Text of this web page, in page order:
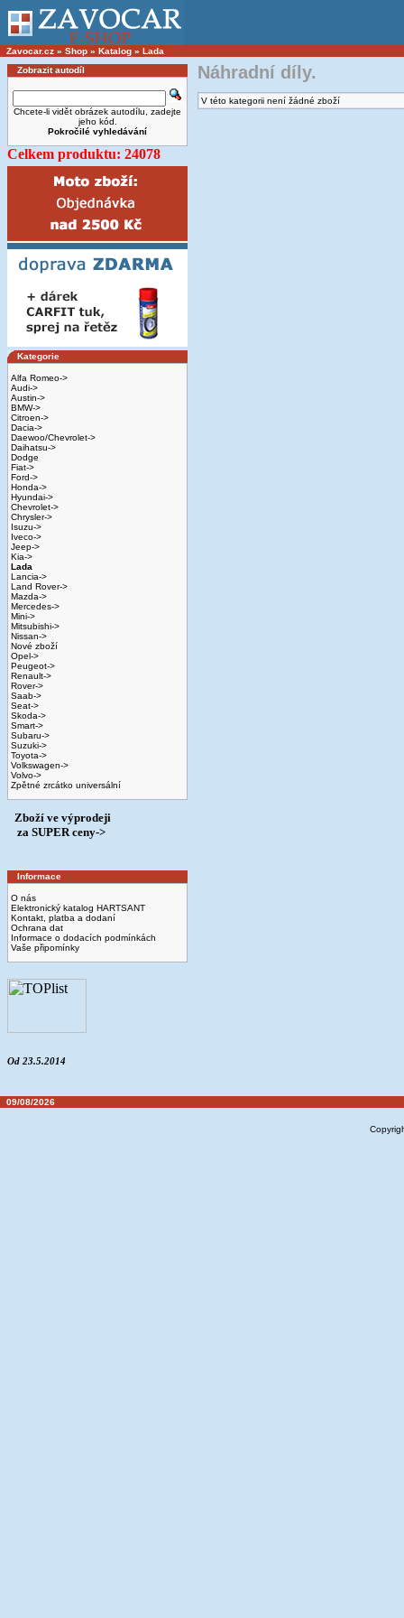
Zavocar.cz » Shop » Katalog » Lada
Zobrazit autodíl
Chcete-li vidět obrázek autodílu, zadejte
jeho kód.
Pokročilé vyhledávání
Celkem produktu: 24078
Kategorie
Alfa Romeo->
Audi->
Austin->
BMW->
Citroen->
Dacia->
Daewoo/Chevrolet->
Daihatsu->
Dodge
Fiat->
Ford->
Honda->
Hyundai->
Chevrolet->
Chrysler->
Isuzu->
Iveco->
Jeep->
Kia->
Lada
Lancia->
Land Rover->
Mazda->
Mercedes->
Mini->
Mitsubishi->
Nissan->
Nové zboží
Opel->
Peugeot->
Renault->
Rover->
Saab->
Seat->
Skoda->
Smart->
Subaru->
Suzuki->
Toyota->
Volkswagen->
Volvo->
Zpětné zrcátko universální
Zboží ve výprodeji
­ za SUPER ceny->
Informace
O nás
Elektronický katalog HARTSANT
Kontakt, platba a dodaní
Ochrana dat
Informace o dodacích podmínkách
Vaše připomínky
Od 23.5.2014
Náhradní díly.
V této kategorii není žádné zboží
09/08/2026